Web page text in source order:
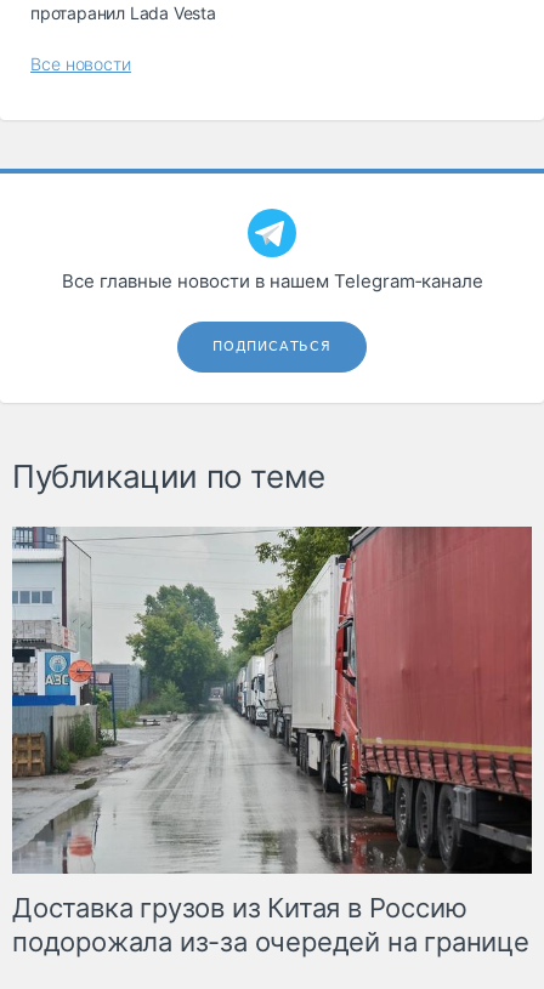
протаранил Lada Vesta
Все новости
Все главные новости в нашем Telegram‑канале
ПОДПИСАТЬСЯ
Публикации по теме
Доставка грузов из Китая в Россию
подорожала из-за очередей на границе